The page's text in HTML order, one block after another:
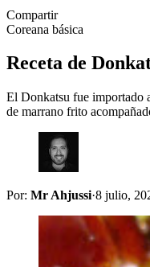
Compartir
Coreana básica
Receta de
El Donkatsu fue importado
de marrano frito
Por: Mr Ahjussi·8 julio,